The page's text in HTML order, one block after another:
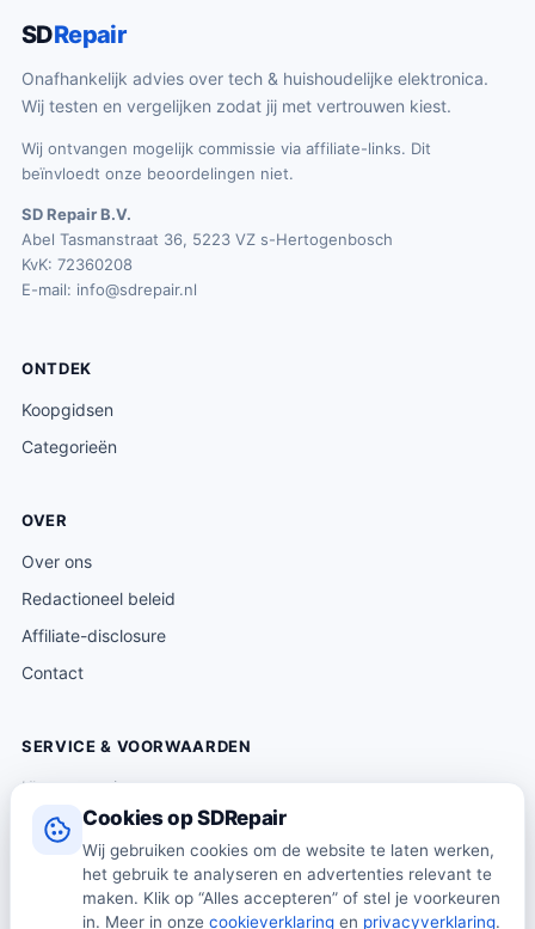
Cookies op SDRepair
Wij gebruiken cookies om de website te laten werken,
het gebruik te analyseren en advertenties relevant te
maken. Klik op “Alles accepteren” of stel je voorkeuren
in. Meer in onze cookieverklaring en privacyverklaring.
SDRepair
Onafhankelijk advies over tech & huishoudelijke elektronica.
Wij testen en vergelijken zodat jij met vertrouwen kiest.
Wij ontvangen mogelijk commissie via affiliate-links. Dit
beïnvloedt onze beoordelingen niet.
SD Repair B.V.
Abel Tasmanstraat 36, 5223 VZ s-Hertogenbosch
KvK: 72360208
E-mail: info@sdrepair.nl
ONTDEK
Koopgidsen
Categorieën
OVER
Over ons
Redactioneel beleid
Affiliate-disclosure
Contact
SERVICE & VOORWAARDEN
Klantenservice
Verzending & levering
Retourneren
Algemene voorwaarden